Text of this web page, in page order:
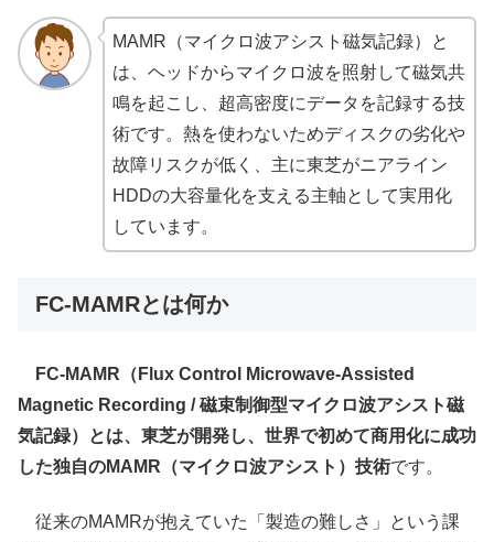
MAMR（マイクロ波アシスト磁気記録）と
は、ヘッドからマイクロ波を照射して磁気共
鳴を起こし、超高密度にデータを記録する技
術です。熱を使わないためディスクの劣化や
故障リスクが低く、主に東芝がニアライン
HDDの大容量化を支える主軸として実用化
しています。
FC-MAMRとは何か
FC-MAMR（Flux Control Microwave-Assisted
Magnetic Recording / 磁束制御型マイクロ波アシスト磁
気記録）とは、東芝が開発し、世界で初めて商用化に成功
した独自のMAMR（マイクロ波アシスト）技術です。
従来のMAMRが抱えていた「製造の難しさ」という課